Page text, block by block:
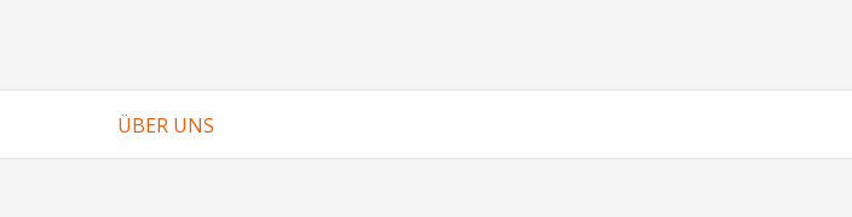
ÜBER UNS